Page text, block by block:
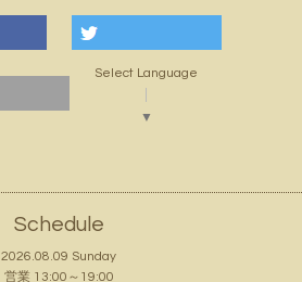
Select Language
▼
Schedule
2026.08.09 Sunday
営業 13:00～19:00